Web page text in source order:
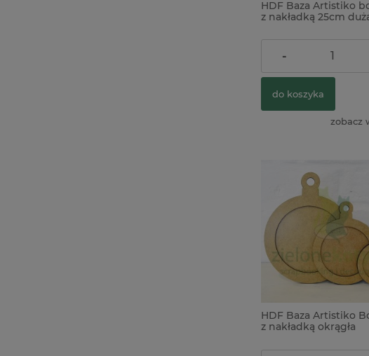
HDF Baza Artistiko
z nakładką 25cm
7,50 zł
-
do koszyka
zobacz
HDF Baza Artistiko
z nakładką okrągła